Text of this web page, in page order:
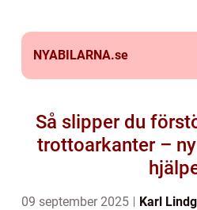
NYABILARNA.se
Så slipper du
trottoarkanter –
09 september 2025 Karl